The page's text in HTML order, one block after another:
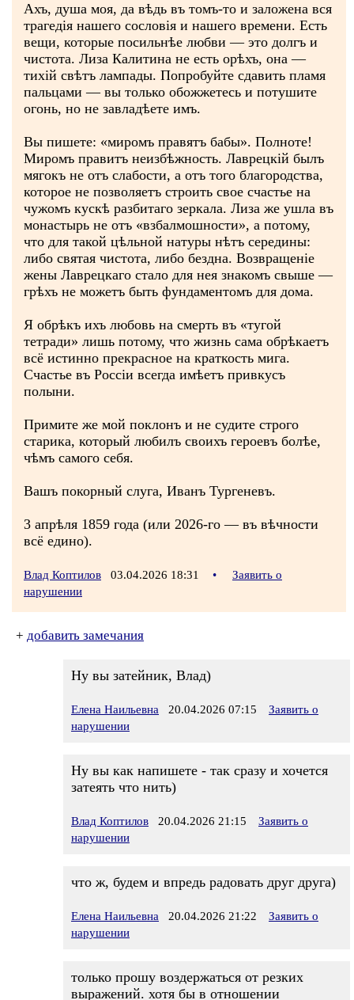
Ахъ, душа моя, да вѣдь въ томъ-то и заложена вся
трагедія нашего сословія и нашего времени. Есть
вещи, которые посильнѣе любви — это долгъ и
чистота. Лиза Калитина не есть орѣхъ, она —
тихій свѣтъ лампады. Попробуйте сдавить пламя
пальцами — вы только обожжетесь и потушите
огонь, но не завладѣете имъ.
Вы пишете: «миромъ правятъ бабы». Полноте!
Миромъ правитъ неизбѣжность. Лаврецкій былъ
мягокъ не отъ слабости, а отъ того благородства,
которое не позволяетъ строить свое счастье на
чужомъ кускѣ разбитаго зеркала. Лиза же ушла въ
монастырь не отъ «взбалмошности», а потому,
что для такой цѣльной натуры нѣтъ середины:
либо святая чистота, либо бездна. Возвращеніе
жены Лаврецкаго стало для нея знакомъ свыше —
грѣхъ не можетъ быть фундаментомъ для дома.
Я обрѣкъ ихъ любовь на смерть въ «тугой
тетради» лишь потому, что жизнь сама обрѣкаетъ
всё истинно прекрасное на краткость мига.
Счастье въ Россіи всегда имѣетъ привкусъ
полыни.
Примите же мой поклонъ и не судите строго
старика, который любилъ своихъ героевъ болѣе,
чѣмъ самого себя.
Вашъ покорный слуга, Иванъ Тургеневъ.
3 апрѣля 1859 года (или 2026-го — въ вѣчности
всё едино).
Влад Коптилов 03.04.2026 18:31 •
Заявить о
нарушении
+ добавить замечания
Ну вы затейник, Влад)
Елена Наильевна 20.04.2026 07:15
Заявить о
нарушении
Ну вы как напишете - так сразу и хочется
затеять что нить)
Влад Коптилов 20.04.2026 21:15
Заявить о
нарушении
что ж, будем и впредь радовать друг друга)
Елена Наильевна 20.04.2026 21:22
Заявить о
нарушении
только прошу воздержаться от резких
выражений. хотя бы в отношении